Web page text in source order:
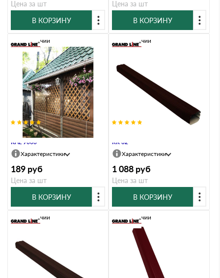
Цена за шт
В КОРЗИНУ
Цена за шт
В КОРЗИНУ
Труба прямоугольная Vortex 2,5м
RAL 9003
В наличии
Характеристики
189 руб
Цена за шт
В КОРЗИНУ
RR 32
В наличии
Характеристики
1 088 руб
Цена за шт
В КОРЗИНУ
В наличии В наличии